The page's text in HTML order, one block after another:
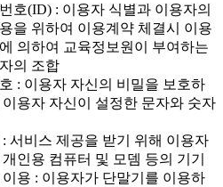
호(ID) : 이용자 식별과 이용자의
을 위하여 이용계약 체결시 이용
의하여 교육정보원이 부여하는
의 조합
: 이용자 자신의 비밀을 보호하
용자 자신이 설정한 문자와 숫자
서비스 제공을 받기 위해 이용자
인용 컴퓨터 및 모뎀 등의 기기
용 : 이용자가 단말기를 이용하